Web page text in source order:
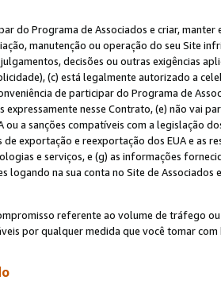
do Programa de Associados e criar,
manutenção ou operação do seu Site
decisões ou outras exigências
(c) está legalmente autorizado a
de participar do Programa de
nesse Contrato, (e) não vai
ou a sanções compatíveis com a legislação
exportação e reexportação dos EUA e as
e serviços, e (g) as informações
na sua conta no Site de Associados
referente ao volume de tráfego
por qualquer medida que você tomar com